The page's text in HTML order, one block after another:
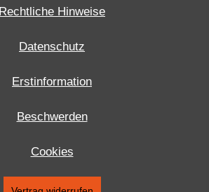
Rechtliche Hinweise
Datenschutz
Erstinformation
Beschwerden
Cookies